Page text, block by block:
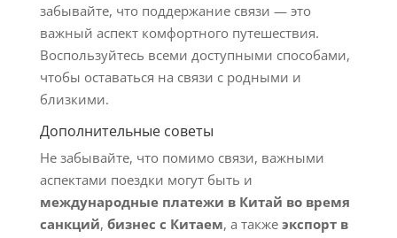
забывайте, что поддержание связи — это
важный аспект комфортного путешествия.
Воспользуйтесь всеми доступными способами,
чтобы оставаться на связи с родными и
близкими.
Дополнительные советы
Не забывайте, что помимо связи, важными
аспектами поездки могут быть и
международные платежи в Китай во время
санкций, бизнес с Китаем, а также экспорт в